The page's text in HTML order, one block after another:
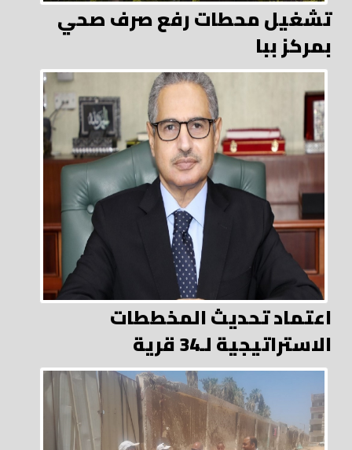
تشغيل محطات رفع صرف صحي
بمركز ببا
اعتماد تحديث المخططات
الاستراتيجية لـ34 قرية